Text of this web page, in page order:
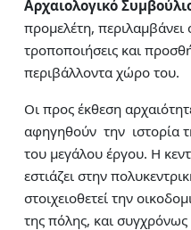
Αρχαιολογικό
προμελέτη, περιλαμβάνει
τροποποιήσεις και
περιβάλλοντα χώρο του.
Οι προς έκθεση
αφηγηθούν την ιστορία
του μεγάλου έργου. Η
εστιάζει στην
στοιχειοθετεί την
της πόλης, και